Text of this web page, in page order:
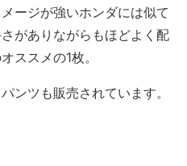
ージが強いホンダには似て
がありながらもほどよく配
ススメの1枚。
ンツも販売されています。